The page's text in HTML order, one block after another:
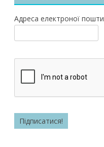
Адреса електроної пошти